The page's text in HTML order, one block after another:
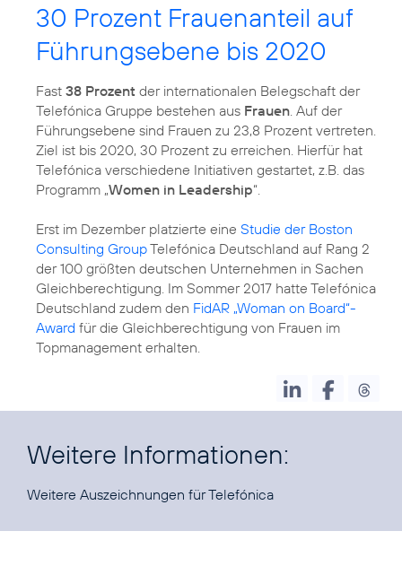
30 Prozent Frauenanteil auf
Führungsebene bis 2020
Fast 38 Prozent der internationalen Belegschaft der
Telefónica Gruppe bestehen aus Frauen. Auf der
Führungsebene sind Frauen zu 23,8 Prozent vertreten.
Ziel ist bis 2020, 30 Prozent zu erreichen. Hierfür hat
Telefónica verschiedene Initiativen gestartet, z.B. das
Programm „Women in Leadership“.
Erst im Dezember platzierte eine Studie der Boston
Consulting GroupTelefónica Deutschland auf Rang 2
der 100 größten deutschen Unternehmen in Sachen
Gleichberechtigung. Im Sommer 2017 hatte Telefónica
Deutschland zudem den FidAR „Woman on Board“-
Award für die Gleichberechtigung von Frauen im
Topmanagement erhalten.
Weitere Informationen:
Weitere Auszeichnungen für Telefónica